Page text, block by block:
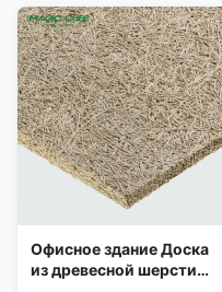
Офисное здание Доска
из древесной шерсти